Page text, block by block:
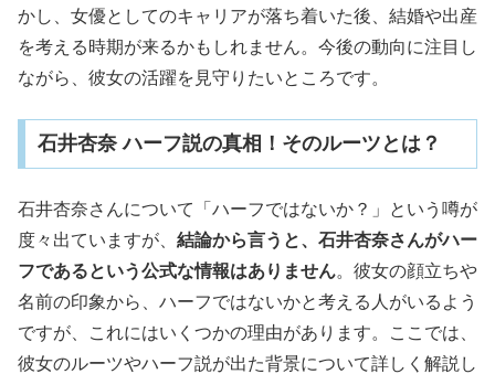
かし、女優としてのキャリアが落ち着いた後、結婚や出産
を考える時期が来るかもしれません。今後の動向に注目し
ながら、彼女の活躍を見守りたいところです。
石井杏奈 ハーフ説の真相！そのルーツとは？
石井杏奈さんについて「ハーフではないか？」という噂が
度々出ていますが、 結論から言うと、石井杏奈さんがハー
フであるという公式な情報はありません。彼女の顔立ちや
名前の印象から、ハーフではないかと考える人がいるよう
ですが、これにはいくつかの理由があります。ここでは、
彼女のルーツやハーフ説が出た背景について詳しく解説し